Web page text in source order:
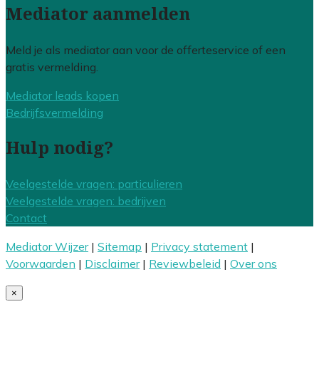
Mediator aanmelden
Meld je als mediator aan voor de offerteservice of een
gratis vermelding.
Mediator leads kopen
Bedrijfsvermelding
Hulp nodig?
Veelgestelde vragen: particulieren
Veelgestelde vragen: bedrijven
Contact
Mediator Wijzer| Sitemap | Privacy statement |
Voorwaarden | Disclaimer| Reviewbeleid | Over ons
×